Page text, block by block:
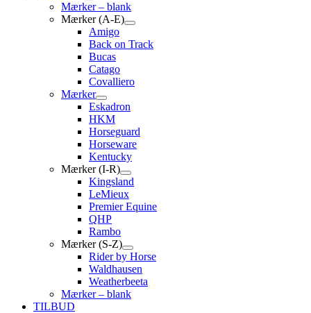
Mærker – blank
Mærker (A-E)
Amigo
Back on Track
Bucas
Catago
Covalliero
Mærker
Eskadron
HKM
Horseguard
Horseware
Kentucky
Mærker (I-R)
Kingsland
LeMieux
Premier Equine
QHP
Rambo
Mærker (S-Z)
Rider by Horse
Waldhausen
Weatherbeeta
Mærker – blank
TILBUD